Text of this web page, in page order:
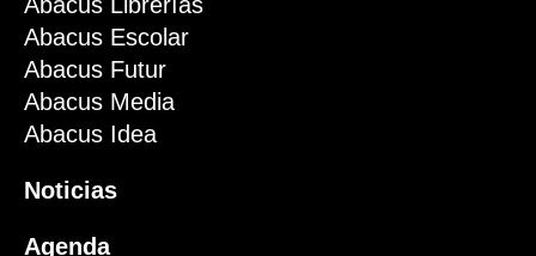
Abacus Escolar
Abacus Futur
Abacus Media
Abacus Idea
Noticias
Agenda